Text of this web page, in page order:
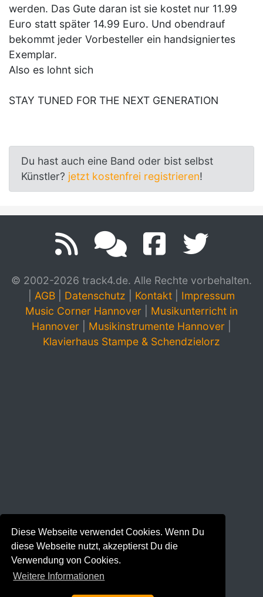
Diese Webseite verwendet Cookies. Wenn Du
diese Webseite nutzt, akzeptierst Du die
Verwendung von Cookies.
Weitere Informationen
werden. Das Gute daran ist sie kostet nur 11.99
Euro statt später 14.99 Euro. Und obendrauf
bekommt jeder Vorbesteller ein handsigniertes
Exemplar.
Also es lohnt sich
STAY TUNED FOR THE NEXT GENERATION
Du hast auch eine Band oder bist selbst
Künstler? jetzt kostenfrei registrieren!
© 2002-2026 track4.de. Alle Rechte vorbehalten.
AGB Datenschutz Kontakt
Impressum
Music Corner Hannover
Musikunterricht in
Hannover
Musikinstrumente Hannover
Klavierhaus Stampe & Schendzielorz